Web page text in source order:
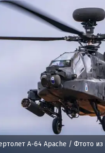
A-64 Apache / Фтото